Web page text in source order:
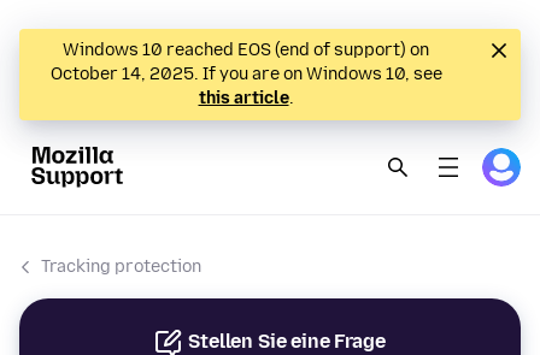
Windows 10 reached EOS (end of support) on
October 14, 2025. If you are on Windows 10, see
this article.
Tracking protection
Stellen Sie eine Frage